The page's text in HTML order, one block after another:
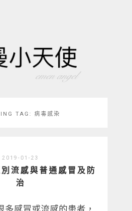
TAG: 病毒感染
2019-01-23
流感與普通感冒及防
治
多感冒或流感的患者，